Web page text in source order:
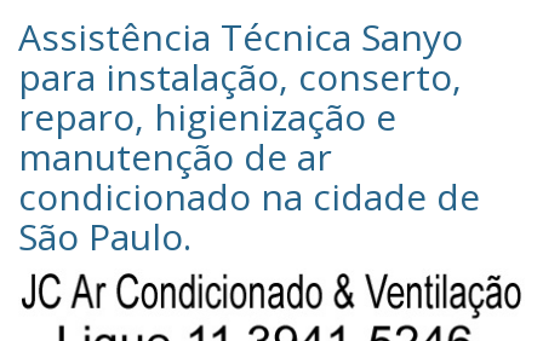
Assistência Técnica Sanyo‎
para instalação, conserto,
reparo, higienização e
manutenção de ar
condicionado na cidade de
São Paulo.